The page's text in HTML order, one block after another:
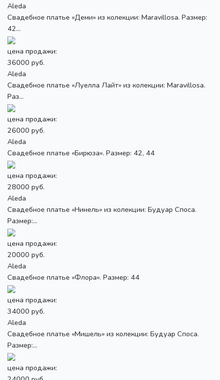
Aleda
Свадебное платье «Деми» из колекции: Maravillosa. Размер:
42...
цена продажи:
36000 руб.
Aleda
Свадебное платье «Луелла Лайт» из колекции: Maravillosa.
Раз...
цена продажи:
26000 руб.
Aleda
Свадебное платье «Бирюза». Размер: 42, 44
цена продажи:
28000 руб.
Aleda
Свадебное платье «Нинель» из колекции: Будуар Споса.
Размер:...
цена продажи:
20000 руб.
Aleda
Свадебное платье «Флора». Размер: 44
цена продажи:
34000 руб.
Aleda
Свадебное платье «Мишель» из колекции: Будуар Споса.
Размер:...
цена продажи: